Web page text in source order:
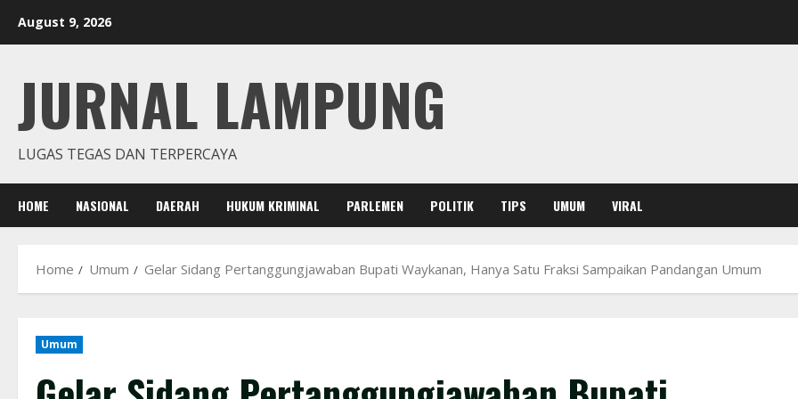
August 9, 2026
JURNAL LAMPUNG
LUGAS TEGAS DAN TERPERCAYA
HOME NASIONAL DAERAH HUKUM KRIMINAL PARLEMEN POLITIK TIPS UMUM VIRAL
Home Umum Gelar Sidang Pertanggungjawaban Bupati Waykanan, Hanya Satu Fraksi Sampaikan Pandangan Umum
Umum